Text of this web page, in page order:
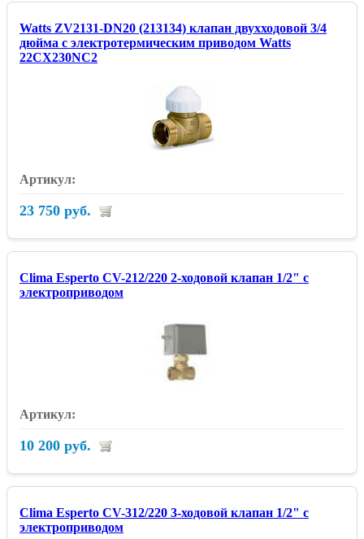
Watts ZV2131-DN20 (213134) клапан двухходовой 3/4
дюйма с электротермическим приводом Watts
22CX230NC2
23 750 руб.
Clima Esperto CV-212/220 2-ходовой клапан 1/2" с
электроприводом
10 200 руб.
Clima Esperto CV-312/220 3-ходовой клапан 1/2" с
электроприводом